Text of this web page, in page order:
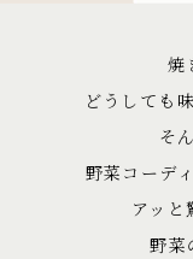
焼
どうしても
そ
野菜コーデ
アッと
野菜